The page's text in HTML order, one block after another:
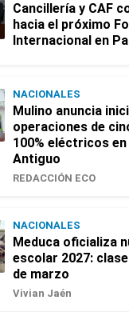
Cancillería y CAF
hacia el próximo
Internacional en
NACIONALES
Mulino anuncia
operaciones de
100% eléctricos
Antiguo
REDACCIÓN ECO
NACIONALES
Meduca oficializa
escolar 2027:
de marzo
Vivian Jaén